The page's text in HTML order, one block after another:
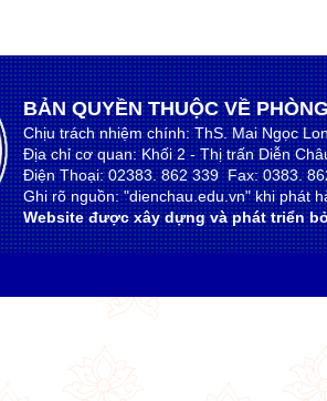
BẢN QUYỀN THUỘC VỀ
Chịu trách nhiệm chính: ThS. Mai Ngọc
Địa chỉ cơ quan: Khối 2 - Thị trấn Diễn
Điện Thoại: 02383. 862 339 Fax: 0383.
Ghi rõ nguồn: "dienchau.edu.vn" khi phát
Website được xây dựng và phát triển